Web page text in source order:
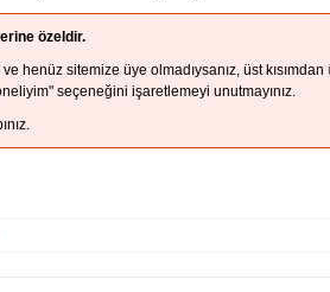
özeldir.
henüz sitemize üye olmadıysanız, üst kısımdan
seçeneğini işaretlemeyi unutmayınız.